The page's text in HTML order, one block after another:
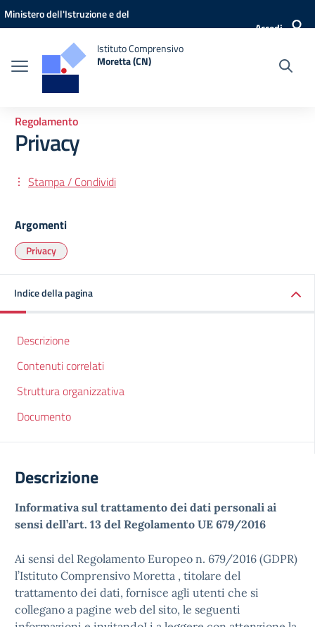
Vai ai contenuti
Vai al menu di navigazione
Vai al footer
Ministero dell'Istruzione e del
Accedi
Istituto Comprensivo
Moretta (CN)
Regolamento
Privacy
Stampa / Condividi
Argomenti
Privacy
Indice della pagina
Descrizione
Contenuti correlati
Struttura organizzativa
Documento
Descrizione
Informativa sul trattamento dei dati personali ai
sensi dell’art. 13 del Regolamento UE 679/2016
Ai sensi del Regolamento Europeo n. 679/2016 (GDPR)
l’Istituto Comprensivo Moretta , titolare del
trattamento dei dati, fornisce agli utenti che si
collegano a pagine web del sito, le seguenti